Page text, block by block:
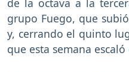
de la octava a la
grupo Fuego, que
y, cerrando el quinto
que esta semana